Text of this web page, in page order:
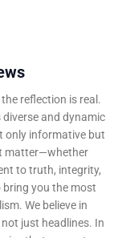
reflection is real.
and dynamic
only informative but
matter—whether
to truth, integrity,
you the most
We believe in
just headlines. In